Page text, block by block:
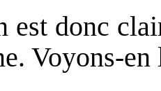
est donc
Voyons-en